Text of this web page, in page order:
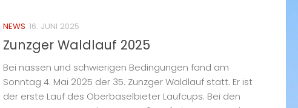
NEWS 16. JUNI 2025
Zunzger Waldlauf 2025
Bei nassen und schwierigen Bedingungen fand am
Sonntag 4. Mai 2025 der 35. Zunzger Waldlauf statt. Er ist
der erste Lauf des Oberbaselbieter Laufcups. Bei den